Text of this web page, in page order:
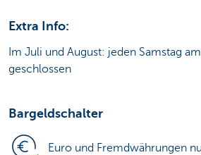
Extra Info:
Im Juli und August: jeden Samstag
geschlossen
Bargeldschalter
Euro und Fremdwährungen